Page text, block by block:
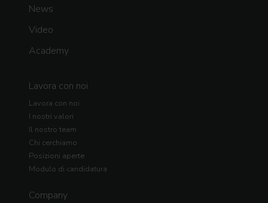
News
Video
Academy
Lavora con noi
Lavora con noi
I nostri valori
Il nostro team
Chi cerchiamo
Posizioni aperte
Modulo di candidatura
Company